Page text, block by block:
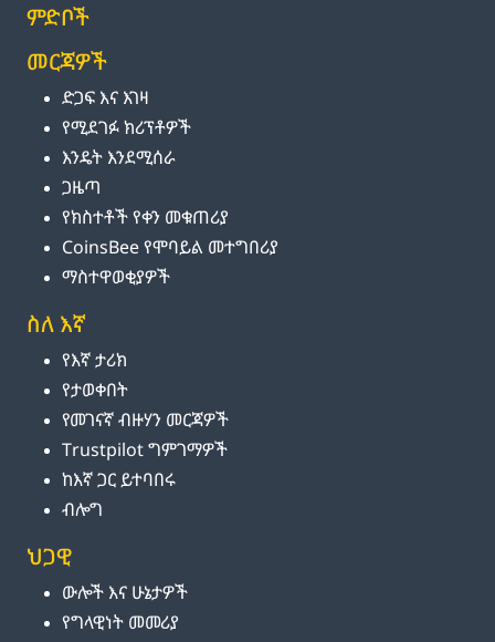
ምድቦች
መርጃዎች
ድጋፍ እና እገዛ
የሚደገፉ ክሪፕቶዎች
እንዴት እንደሚሰራ
ጋዜጣ
የክስተቶች የቀን መቁጠሪያ
CoinsBee የሞባይል መተግበሪያ
ማስተዋወቂያዎች
ስለ እኛ
የእኛ ታሪክ
የታወቀበት
የመገናኛ ብዙሃን መርጃዎች
Trustpilot ግምገማዎች
ከእኛ ጋር ይተባበሩ
ብሎግ
ህጋዊ
ውሎች እና ሁኔታዎች
የግላዊነት መመሪያ